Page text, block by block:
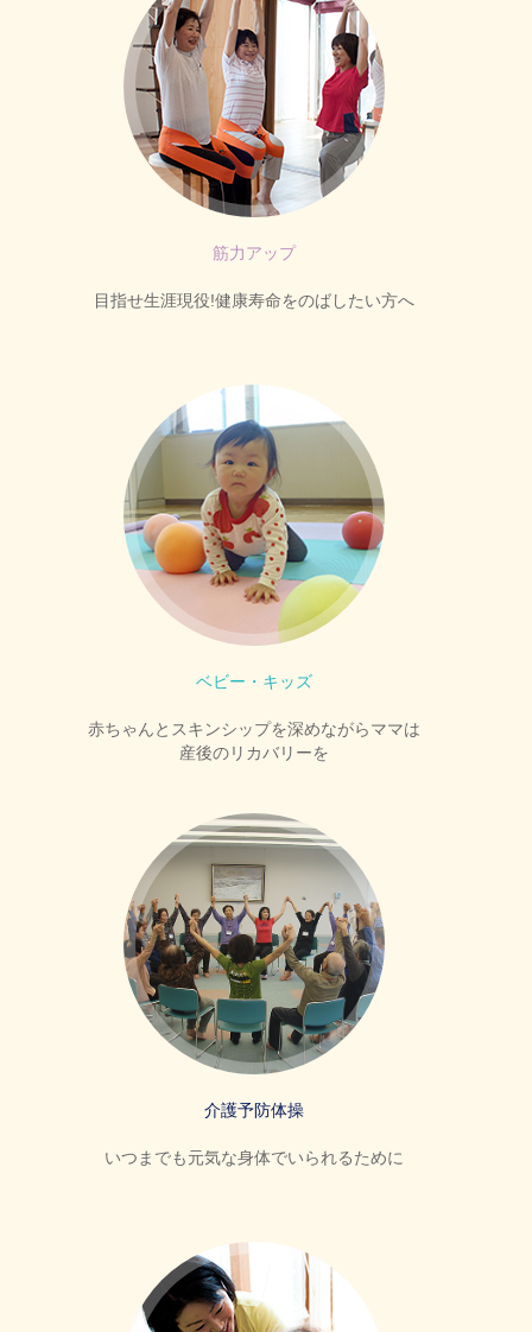
筋力アップ
目指せ生涯現役!健康寿命をのばしたい方へ
ベビー・キッズ
赤ちゃんとスキンシップを深めながらママは
産後のリカバリーを
介護予防体操
いつまでも元気な身体でいられるために